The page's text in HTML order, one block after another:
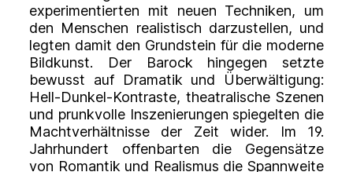
experimentierten mit neuen Techniken, um
den Menschen realistisch darzustellen, und
legten damit den Grundstein für die moderne
Bildkunst. Der Barock hingegen setzte
bewusst auf Dramatik und Überwältigung:
Hell-Dunkel-Kontraste, theatralische Szenen
und prunkvolle Inszenierungen spiegelten die
Machtverhältnisse der Zeit wider. Im 19.
Jahrhundert offenbarten die Gegensätze
von Romantik und Realismus die Spannweite